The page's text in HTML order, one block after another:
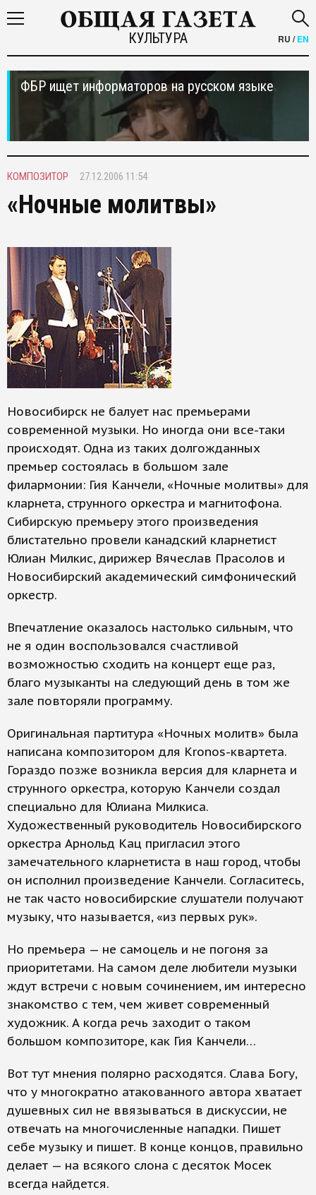
КУЛЬТУРА RU /EN
ФБР ищет информаторов на русском языке
КОМПОЗИТОР 27.12.2006 11:54
«Ночные молитвы»
Новосибирск не балует нас премьерами
современной музыки. Но иногда они все-таки
происходят. Одна из таких долгожданных
премьер состоялась в большом зале
филармонии: Гия Канчели, «Ночные молитвы» для
кларнета, струнного оркестра и магнитофона.
Сибирскую премьеру этого произведения
блистательно провели канадский кларнетист
Юлиан Милкис, дирижер Вячеслав Прасолов и
Новосибирский академический симфонический
оркестр.
Впечатление оказалось настолько сильным, что
не я один воспользовался счастливой
возможностью сходить на концерт еще раз,
благо музыканты на следующий день в том же
зале повторяли программу.
Оригинальная партитура «Ночных молитв» была
написана композитором для Kronos-квартета.
Гораздо позже возникла версия для кларнета и
струнного оркестра, которую Канчели создал
специально для Юлиана Милкиса.
Художественный руководитель Новосибирского
оркестра Арнольд Кац пригласил этого
замечательного кларнетиста в наш город, чтобы
он исполнил произведение Канчели. Согласитесь,
не так часто новосибирские слушатели получают
музыку, что называется, «из первых рук».
Но премьера — не самоцель и не погоня за
приоритетами. На самом деле любители музыки
ждут встречи с новым сочинением, им интересно
знакомство с тем, чем живет современный
художник. А когда речь заходит о таком
большом композиторе, как Гия Канчели…
Вот тут мнения полярно расходятся. Слава Богу,
что у многократно атакованного автора хватает
душевных сил не ввязываться в дискуссии, не
отвечать на многочисленные нападки. Пишет
себе музыку и пишет. В конце концов, правильно
делает — на всякого слона с десяток Мосек
всегда найдется.